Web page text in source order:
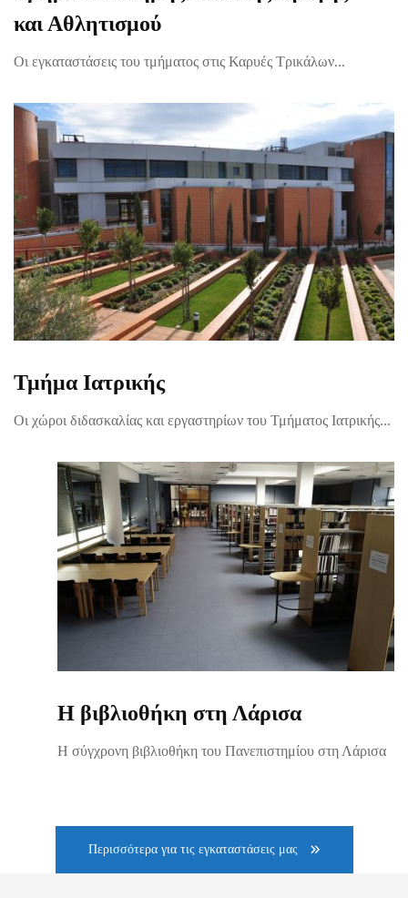
και Αθλητισμού
Οι εγκαταστάσεις του τμήματος στις Καρυές Τρικάλων...
Τμήμα Ιατρικής
Οι χώροι διδασκαλίας και εργαστηρίων του Τμήματος Ιατρικής...
Η βιβλιοθήκη στη Λάρισα
Η σύγχρονη βιβλιοθήκη του Πανεπιστημίου στη Λάρισα
Περισσότερα για τις εγκαταστάσεις μας